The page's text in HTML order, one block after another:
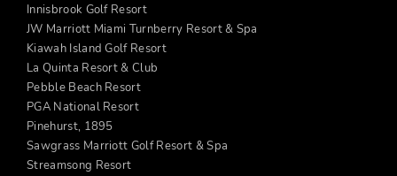
Innisbrook Golf Resort
JW Marriott Miami Turnberry Resort & Spa
Kiawah Island Golf Resort
La Quinta Resort & Club
Pebble Beach Resort
PGA National Resort
Pinehurst, 1895
Sawgrass Marriott Golf Resort & Spa
Streamsong Resort